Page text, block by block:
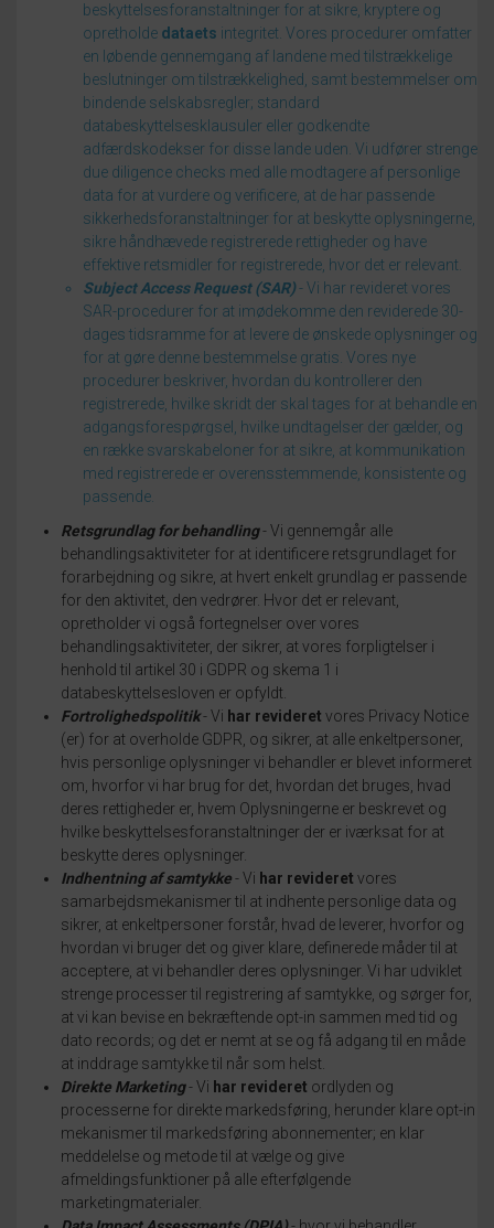
beskyttelsesforanstaltninger for at sikre, kryptere og
opretholde dataets integritet. Vores procedurer omfatter
en løbende gennemgang af landene med tilstrækkelige
beslutninger om tilstrækkelighed, samt bestemmelser om
bindende selskabsregler; standard
databeskyttelsesklausuler eller godkendte
adfærdskodekser for disse lande uden. Vi udfører strenge
due diligence checks med alle modtagere af personlige
data for at vurdere og verificere, at de har passende
sikkerhedsforanstaltninger for at beskytte oplysningerne,
sikre håndhævede registrerede rettigheder og have
effektive retsmidler for registrerede, hvor det er relevant.
Subject Access Request (SAR)- Vi har revideret vores
SAR-procedurer for at imødekomme den reviderede 30-
dages tidsramme for at levere de ønskede oplysninger og
for at gøre denne bestemmelse gratis. Vores nye
procedurer beskriver, hvordan du kontrollerer den
registrerede, hvilke skridt der skal tages for at behandle en
adgangsforespørgsel, hvilke undtagelser der gælder, og
en række svarskabeloner for at sikre, at kommunikation
med registrerede er overensstemmende, konsistente og
passende.
Retsgrundlag for behandling- Vi gennemgår alle
behandlingsaktiviteter for at identificere retsgrundlaget for
forarbejdning og sikre, at hvert enkelt grundlag er passende
for den aktivitet, den vedrører. Hvor det er relevant,
opretholder vi også fortegnelser over vores
behandlingsaktiviteter, der sikrer, at vores forpligtelser i
henhold til artikel 30 i GDPR og skema 1 i
databeskyttelsesloven er opfyldt.
Fortrolighedspolitik- Vi har revideret vores Privacy Notice
(er) for at overholde GDPR, og sikrer, at alle enkeltpersoner,
hvis personlige oplysninger vi behandler er blevet informeret
om, hvorfor vi har brug for det, hvordan det bruges, hvad
deres rettigheder er, hvem Oplysningerne er beskrevet og
hvilke beskyttelsesforanstaltninger der er iværksat for at
beskytte deres oplysninger.
Indhentning af samtykke- Vi har revideret vores
samarbejdsmekanismer til at indhente personlige data og
sikrer, at enkeltpersoner forstår, hvad de leverer, hvorfor og
hvordan vi bruger det og giver klare, definerede måder til at
acceptere, at vi behandler deres oplysninger. Vi har udviklet
strenge processer til registrering af samtykke, og sørger for,
at vi kan bevise en bekræftende opt-in sammen med tid og
dato records; og det er nemt at se og få adgang til en måde
at inddrage samtykke til når som helst.
Direkte Marketing- Vi har revideret ordlyden og
processerne for direkte markedsføring, herunder klare opt-in
mekanismer til markedsføring abonnementer; en klar
meddelelse og metode til at vælge og give
afmeldingsfunktioner på alle efterfølgende
marketingmaterialer.